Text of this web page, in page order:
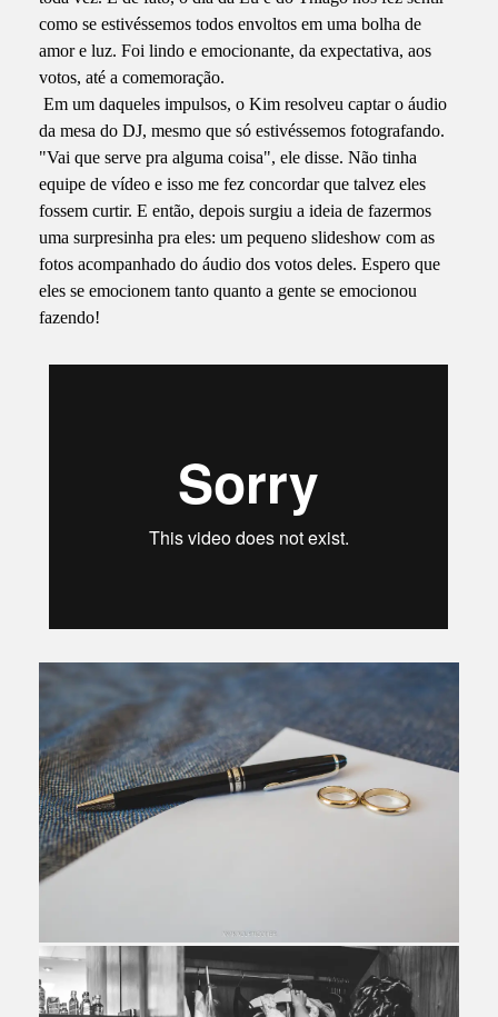
como se estivéssemos todos envoltos em uma bolha de
amor e luz. Foi lindo e emocionante, da expectativa, aos
votos, até a comemoração.
Em um daqueles impulsos, o Kim resolveu captar o áudio
da mesa do DJ, mesmo que só estivéssemos fotografando.
"Vai que serve pra alguma coisa", ele disse. Não tinha
equipe de vídeo e isso me fez concordar que talvez eles
fossem curtir. E então, depois surgiu a ideia de fazermos
uma surpresinha pra eles: um pequeno slideshow com as
fotos acompanhado do áudio dos votos deles. Espero que
eles se emocionem tanto quanto a gente se emocionou
fazendo!